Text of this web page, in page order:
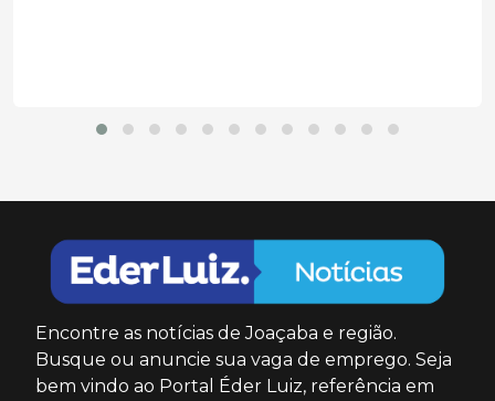
Encontre as notícias de Joaçaba e região.
Busque ou anuncie sua vaga de emprego. Seja
bem vindo ao Portal Éder Luiz, referência em